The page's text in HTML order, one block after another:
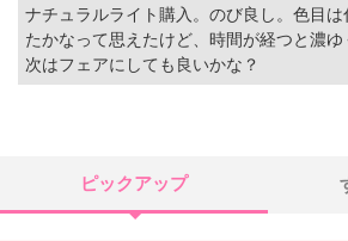
ナチュラルライト購入。のび良し。色目
たかなって思えたけど、時間が経つと濃ゆ
次はフェアにしても良いかな？
ピックアップ